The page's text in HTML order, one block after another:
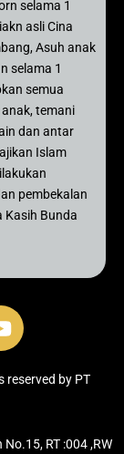
selama 1
asli Cina
Asuh anak
selama 1
semua
temani
dan antar
Islam
pembekalan
Kasih Bunda
Y
o
treserved by PT
RT :004 ,RW